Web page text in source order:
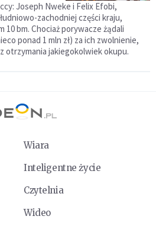
Joseph Nweke i Felix Efobi,
zachodniej części kraju,
bm. Chociaż porywacze żądali
ponad 1 mln zł) za ich zwolnienie,
otrzymania jakiegokolwiek okupu.
Wiara
Inteligentne życie
Czytelnia
Wideo